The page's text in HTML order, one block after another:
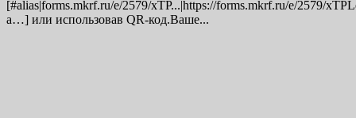
[#alias|forms.mkrf.ru/e/2579/xTP...|https://forms.mkrf.ru/e/2579/
a…] или использовав QR-код.Ваше...